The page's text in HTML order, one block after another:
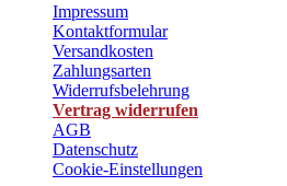
Impressum
Kontaktformular
Versandkosten
Zahlungsarten
Widerrufsbelehrung
Vertrag widerrufen
AGB
Datenschutz
Cookie-Einstellungen